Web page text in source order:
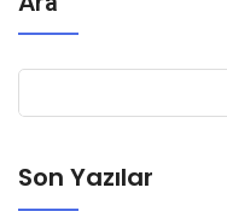
Son Yazılar